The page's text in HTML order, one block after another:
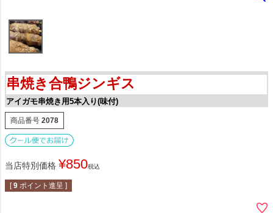
串焼き合鴨ジンギス
アイガモ串焼き用5本入り(味付)
商品番号 2078
当店特別価格 ¥850税込
[ 9 ポイント進呈 ]